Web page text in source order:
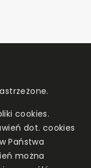
cookies.
dot. cookies
Państwa
można